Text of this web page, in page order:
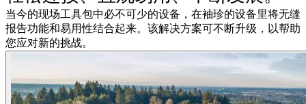
当今的现场工具包中必不可少的设备，在袖珍的设备里将无缝
报告功能和易用性结合起来。该解决方案可不断升级，以帮助
您应对新的挑战。